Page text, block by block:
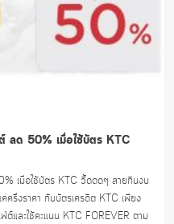
ลด 50% เมื่อใช้บัตร KTC
เมื่อใช้บัตร KTC วี้ดดดๆ สายกินงบ
ครึ่งราคา กับบัตรเครดิต KTC เพียง
และใช้คะแนน KTC FOREVER ตาม